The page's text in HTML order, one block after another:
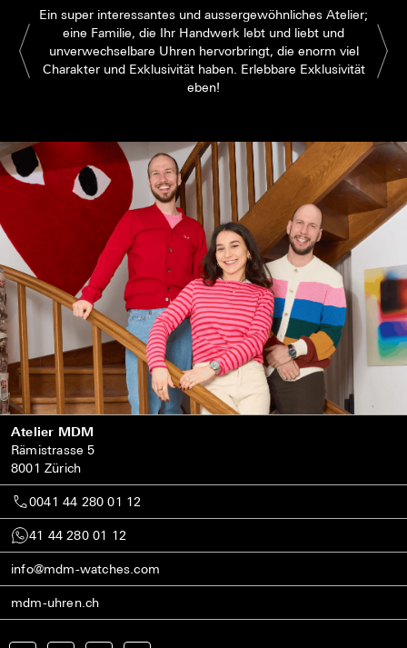
Ein super interessantes und aussergewöhnliches Atelier;
eine Familie, die Ihr Handwerk lebt und liebt und
unverwechselbare Uhren hervorbringt, die enorm viel
Charakter und Exklusivität haben. Erlebbare Exklusivität
eben!
Atelier MDM
Rämistrasse 5
8001 Zürich
0041 44 280 01 12
41 44 280 01 12
info@mdm-watches.com
mdm-uhren.ch